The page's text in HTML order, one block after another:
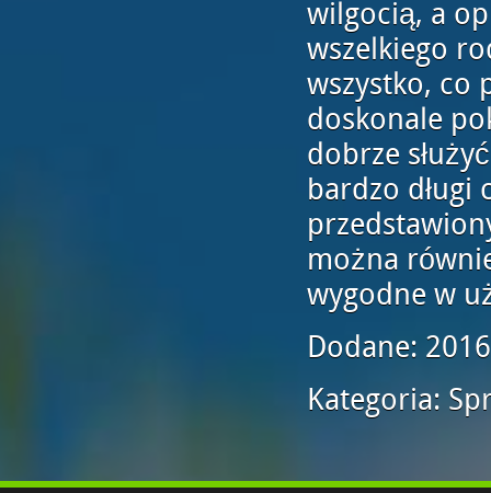
wilgocią, a
wszelkiego
wszystko, co
doskonale
dobrze
bardzo długi
można
wygodne w
Dodane:
Kategoria: